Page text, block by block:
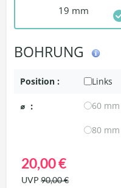
19 mm
BOHRUNG
Position : Links
⌀ : 60 mm
80 mm
20,00 €
UVP90,00 €